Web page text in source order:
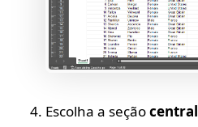
Escolha a seçãocentral